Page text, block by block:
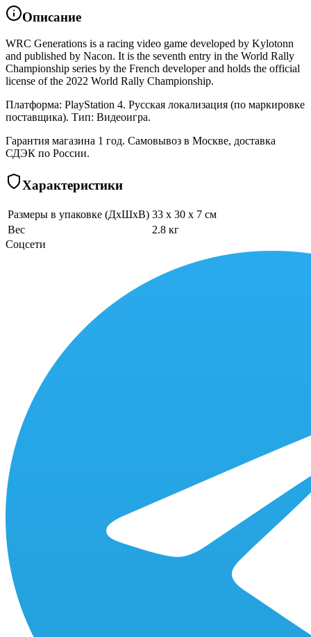
Описание
WRC Generations is a racing video game developed by Kylotonn
and published by Nacon. It is the seventh entry in the World Rally
Championship series by the French developer and holds the official
license of the 2022 World Rally Championship.
Платформа: PlayStation 4. Русская локализация (по маркировке
поставщика). Тип: Видеоигра.
Гарантия магазина 1 год. Самовывоз в Москве, доставка
СДЭК по России.
Характеристики
Размеры в упаковке (ДхШхВ) 33 x 30 x 7 см
Вес
2.8 кг
Соцсети